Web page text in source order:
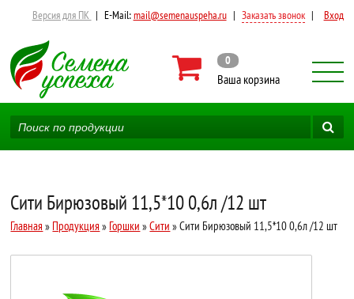
Версия для ПК | E-Mail:mail@semenauspeha.ru | Заказать звонок | Вход
0
Ваша корзина
Сити Бирюзовый 11,5*10 0,6л /12 шт
Главная » Продукция » Горшки »Сити » Сити Бирюзовый 11,5*10 0,6л /12 шт